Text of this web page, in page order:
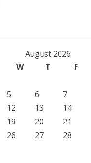
August 2026
W T F
5 6 7
12 13 14
19 20 21
26 27 28